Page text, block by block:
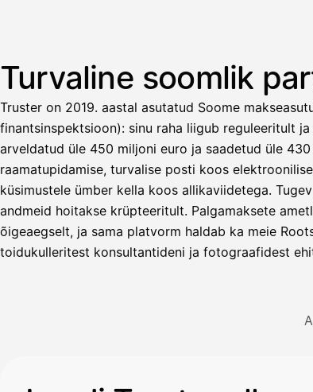
Turvaline soomlik
Truster on 2019. aastal asutatud Soome
finantsinspektsioon): sinu raha liigub reguleeritult
arveldatud üle 450 miljoni euro ja saadetud üle
raamatupidamise, turvalise posti koos
küsimustele ümber kella koos allikaviidetega.
andmeid hoitakse krüpteeritult. Palgamaksete
õigeaegselt, ja sama platvorm haldab ka meie
toidukulleritest konsultantideni ja fotograafidest
Avustaja
Hei! Miten voin auttaa?
Avaa Kuitit-välilehti ja